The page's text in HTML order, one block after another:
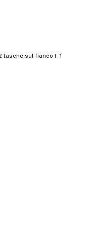
tasche sul fianco+ 1